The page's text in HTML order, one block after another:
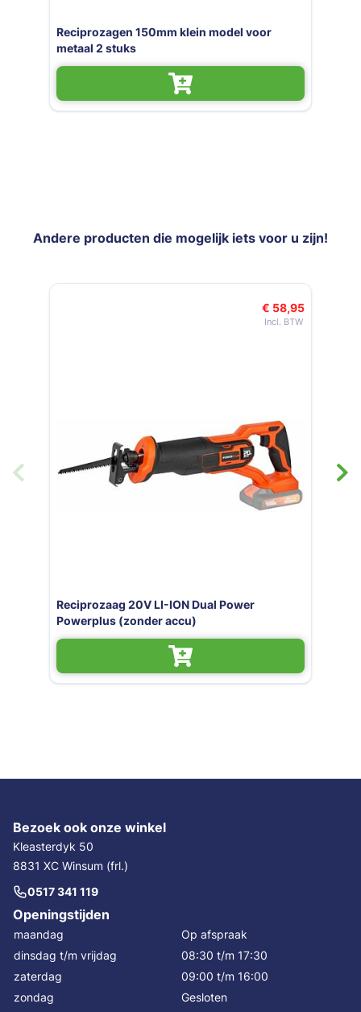
150mm klein model voor
Andere producten die mogelijk iets voor u zijn!
Navigeren door de elementen van de carrousel is mogelijk met
Druk om carrousel over te slaan
Druk op om naar carrouselnavigatie te gaan
20V LI-ION Dual Power
(zonder accu)
Bezoek ook onze winkel
Kleasterdyk 50
8831 XC Winsum (frl.)
0517 341 119
Openingstijden
maandag
Op afspraak
dinsdag t/m vrijdag
08:30 t/m 17:30
zaterdag
09:00 t/m 16:00
zondag
Gesloten